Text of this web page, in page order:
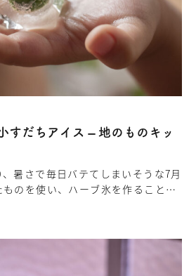
すだちアイス – 地のものキッ
暑さで毎日バテてしまいそうな7月
のを使い、ハーブ氷を作ることに